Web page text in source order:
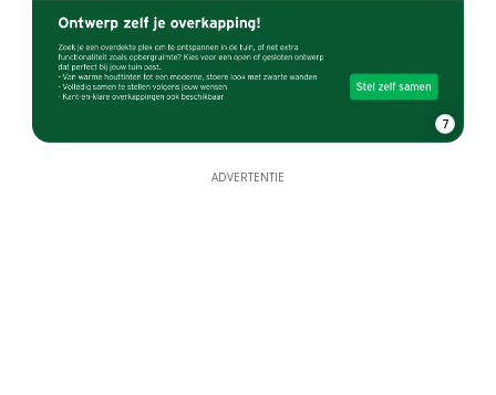
7
ADVERTENTIE